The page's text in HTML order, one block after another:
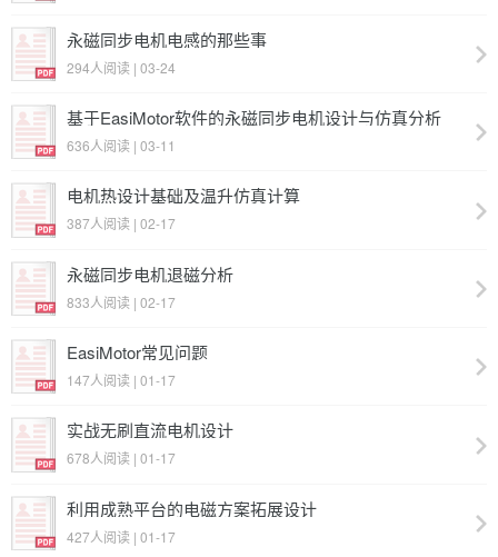
永磁同步电机电感的那些事
294人阅读 | 03-24
基于EasiMotor软件的永磁同步电机设计与仿真分析
636人阅读 | 03-11
电机热设计基础及温升仿真计算
387人阅读 | 02-17
永磁同步电机退磁分析
833人阅读 | 02-17
EasiMotor常见问题
147人阅读 | 01-17
实战无刷直流电机设计
678人阅读 | 01-17
利用成熟平台的电磁方案拓展设计
427人阅读 | 01-17